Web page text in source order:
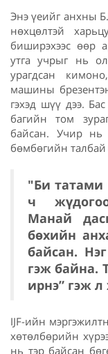
Энэ үеийг анхны
нөхцөлтэй
биширэхээс өөр
утга учрыг нь
урагдсан
машины
гэхэд шүү дээ.
багийн том
байсан. Учир нь
бөмбөгийн
"Би татами
ч
Манай
бөхийн
байсан.
гэж байна.
ирнэ” гэж л
IJF-ийн
хөтөлбөрийн
нь тэр байсан